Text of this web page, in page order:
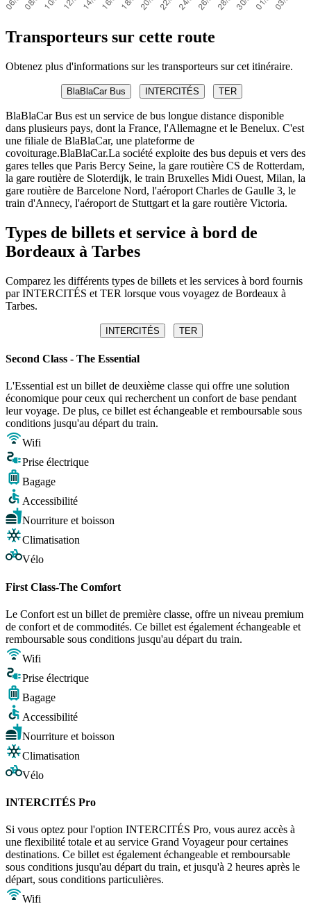
Transporteurs sur cette route
Obtenez plus d'informations sur les transporteurs sur cet itinéraire.
BlaBlaCar Bus INTERCITÉS TER
BlaBlaCar Bus est un service de bus longue distance disponible
dans plusieurs pays, dont la France, l'Allemagne et le Benelux. C'est
une filiale de BlaBlaCar, une plateforme de
covoiturage.BlaBlaCar.La société exploite des bus depuis et vers des
gares telles que Paris Bercy Seine, la gare routière CS de Rotterdam,
la gare routière de Sloterdijk, le train Bruxelles Midi Ouest, Milan, la
gare routière de Barcelone Nord, l'aéroport Charles de Gaulle 3, le
train d'Annecy, l'aéroport de Stuttgart et la gare routière Victoria.
Types de billets et service à bord de
Bordeaux à Tarbes
Comparez les différents types de billets et les services à bord fournis
par INTERCITÉS et TER lorsque vous voyagez de Bordeaux à
Tarbes.
INTERCITÉS TER
Second Class - The Essential
L'Essential est un billet de deuxième classe qui offre une solution
économique pour ceux qui recherchent un confort de base pendant
leur voyage. De plus, ce billet est échangeable et remboursable sous
conditions jusqu'au départ du train.
Wifi
Prise électrique
Bagage
Accessibilité
Nourriture et boisson
Climatisation
Vélo
First Class-The Comfort
Le Confort est un billet de première classe, offre un niveau premium
de confort et de commodités. Ce billet est également échangeable et
remboursable sous conditions jusqu'au départ du train.
Wifi
Prise électrique
Bagage
Accessibilité
Nourriture et boisson
Climatisation
Vélo
INTERCITÉS Pro
Si vous optez pour l'option INTERCITÉS Pro, vous aurez accès à
une flexibilité totale et au service Grand Voyageur pour certaines
destinations. Ce billet est également échangeable et remboursable
sous conditions jusqu'au départ du train, et jusqu'à 2 heures après le
départ, sous conditions particulières.
Wifi